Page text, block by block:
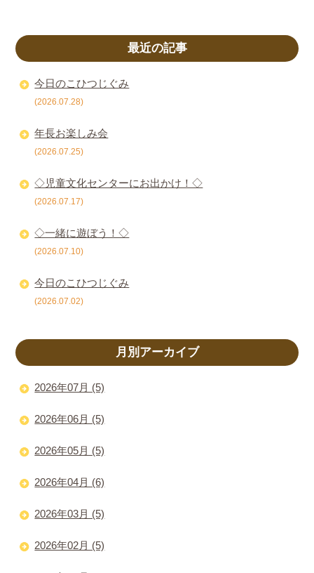
最近の記事
今日のこひつじぐみ
(2026.07.28)
年長お楽しみ会
(2026.07.25)
◇児童文化センターにお出かけ！◇
(2026.07.17)
◇一緒に遊ぼう！◇
(2026.07.10)
今日のこひつじぐみ
(2026.07.02)
月別アーカイブ
2026年07月 (5)
2026年06月 (5)
2026年05月 (5)
2026年04月 (6)
2026年03月 (5)
2026年02月 (5)